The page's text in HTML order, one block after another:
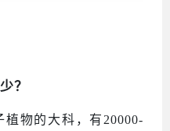
？
植物的大科，有 20000-